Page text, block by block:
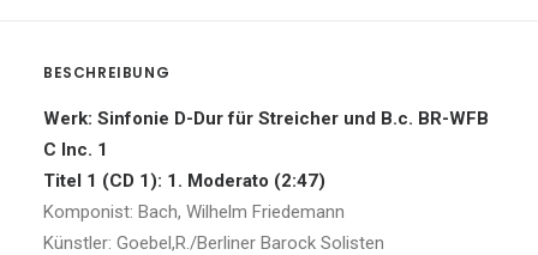
BESCHREIBUNG
Werk: Sinfonie D-Dur für Streicher und B.c. BR-WFB
C Inc. 1
Titel 1 (CD 1): 1. Moderato (2:47)
Komponist: Bach, Wilhelm Friedemann
Künstler: Goebel,R./Berliner Barock Solisten